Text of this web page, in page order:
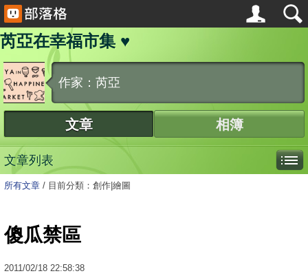
芮亞在幸福市集 ♥
作家：芮亞
文章 相簿
文章列表
所有文章 / 目前分類：創作|繪圖
傻瓜禁區
2011/02/18 22:58:38